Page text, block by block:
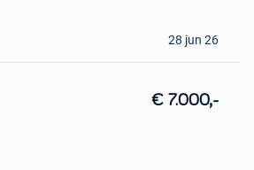
28 jun 26
€ 7.000,-